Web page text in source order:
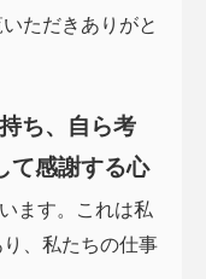
ただきありがと
ち、自ら考
て感謝する心
ます。これは私
、私たちの仕事